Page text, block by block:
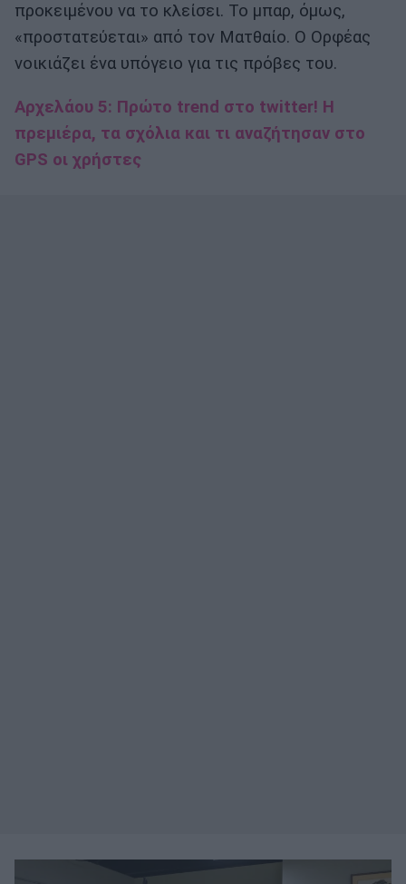
προκειμένου να το κλείσει. Το μπαρ, όμως,
«προστατεύεται» από τον Ματθαίο. Ο Ορφέας
νοικιάζει ένα υπόγειο για τις πρόβες του.
Αρχελάου 5: Πρώτο trend στο twitter! Η
πρεμιέρα, τα σχόλια και τι αναζήτησαν στο
GPS οι χρήστες